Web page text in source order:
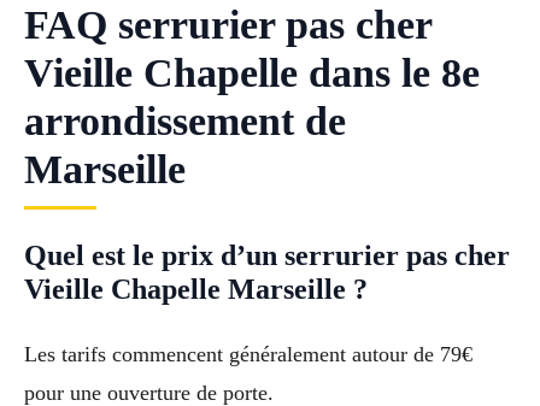
FAQ serrurier pas cher
Vieille Chapelle dans le 8e
arrondissement de
Marseille
Quel est le prix d’un serrurier pas cher
Vieille Chapelle Marseille ?
Les tarifs commencent généralement autour de 79€
pour une ouverture de porte.